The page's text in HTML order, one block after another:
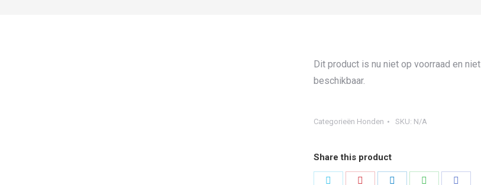
Dit product is nu niet op voorraad en niet
beschikbaar.
Categorieën Honden SKU: N/A
Share this product